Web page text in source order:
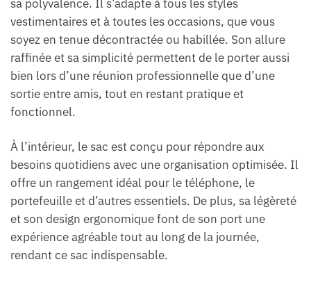
sa polyvalence. Il s’adapte à tous les styles
vestimentaires et à toutes les occasions, que vous
soyez en tenue décontractée ou habillée. Son allure
raffinée et sa simplicité permettent de le porter aussi
bien lors d’une réunion professionnelle que d’une
sortie entre amis, tout en restant pratique et
fonctionnel.
À l’intérieur, le sac est conçu pour répondre aux
besoins quotidiens avec une organisation optimisée. Il
offre un rangement idéal pour le téléphone, le
portefeuille et d’autres essentiels. De plus, sa légèreté
et son design ergonomique font de son port une
expérience agréable tout au long de la journée,
rendant ce sac indispensable.